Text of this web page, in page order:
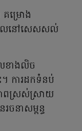
គម្រោង
ែលនៅសេសសល់
ខាងលិច
។ ការដកទំនប់
ាពស្រស់ស្រាយ
នាសម្ពន្ធ